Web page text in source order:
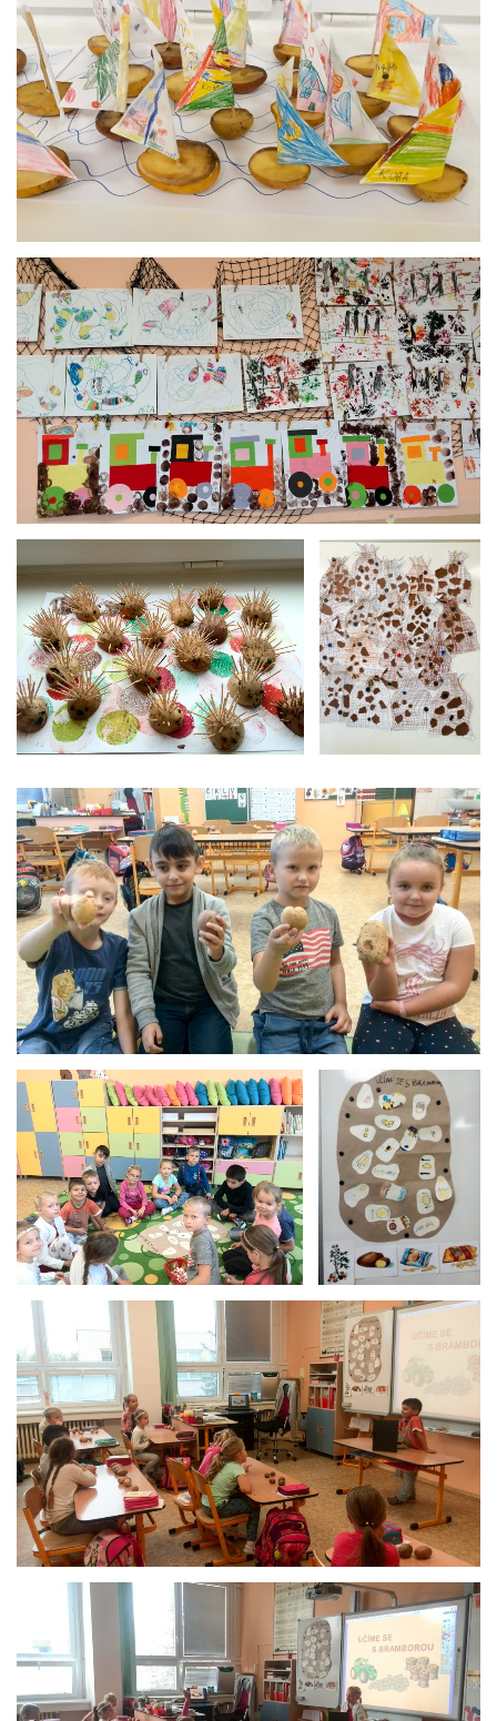
Brambora-1.B-
Brambora-